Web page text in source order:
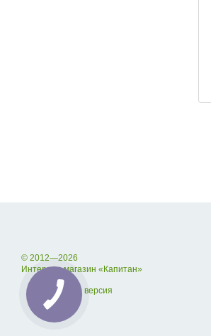
© 2012—2026
Интернет-магазин «Капитан»
Мобильная версия